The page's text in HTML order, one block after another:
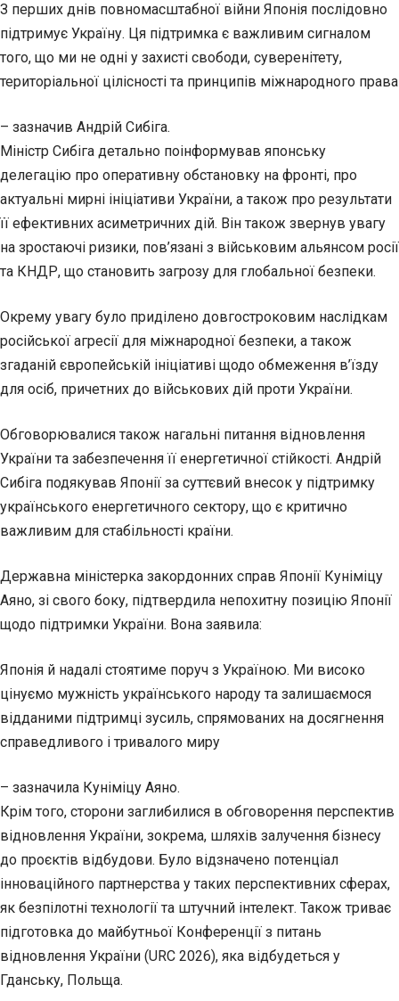
З перших днів повномасштабної війни Японія послідовно
підтримує Україну. Ця підтримка є важливим сигналом
того, що ми не одні у захисті свободи, суверенітету,
територіальної цілісності та принципів міжнародного права
– зазначив Андрій Сибіга.
Міністр Сибіга детально поінформував японську
делегацію про оперативну обстановку на фронті, про
актуальні мирні ініціативи України, а також про результати
її ефективних асиметричних дій. Він також звернув увагу
на зростаючі ризики, пов’язані з військовим альянсом росії
та КНДР, що становить загрозу для глобальної безпеки.
Окрему увагу було приділено довгостроковим наслідкам
російської агресії для міжнародної безпеки, а також
згаданій європейській ініціативі щодо обмеження в’їзду
для осіб, причетних до військових дій проти України.
Обговорювалися також нагальні питання відновлення
України та забезпечення її енергетичної стійкості. Андрій
Сибіга подякував Японії за суттєвий внесок у підтримку
українського енергетичного сектору, що є критично
важливим для стабільності країни.
Державна міністерка закордонних справ Японії Куніміцу
Аяно, зі свого боку, підтвердила непохитну позицію Японії
щодо підтримки України. Вона заявила:
Японія й надалі стоятиме поруч з Україною. Ми високо
цінуємо мужність українського народу та залишаємося
відданими підтримці зусиль, спрямованих на досягнення
справедливого і тривалого миру
– зазначила Куніміцу Аяно.
Крім того, сторони заглибилися в обговорення перспектив
відновлення України, зокрема, шляхів залучення бізнесу
до проєктів відбудови. Було відзначено потенціал
інноваційного партнерства у таких перспективних сферах,
як безпілотні технології та штучний інтелект. Також триває
підготовка до майбутньої Конференції з питань
відновлення України (URC 2026), яка відбудеться у
Гданську, Польща.